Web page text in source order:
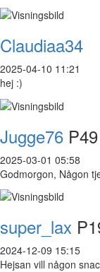
Claudiaa34
2025-04-10 11:21
hej :)
Jugge76 P49
2025-03-01 05:58
Godmorgon, Någon
super_lax
2024-12-09 15:15
Hejsan vill någon